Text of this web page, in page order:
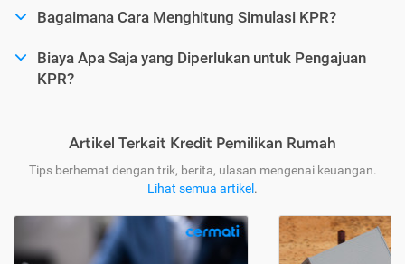
Bagaimana Cara Menghitung Simulasi KPR?
Biaya Apa Saja yang Diperlukan untuk Pengajuan
KPR?
Artikel Terkait Kredit Pemilikan Rumah
Tips berhemat dengan trik, berita, ulasan mengenai keuangan.
Lihat semua artikel .